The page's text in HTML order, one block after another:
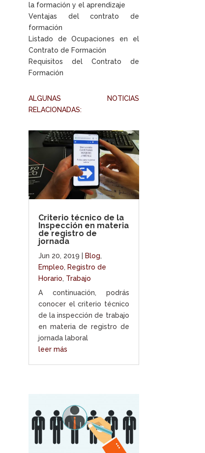
la formación y el aprendizaje
Ventajas del contrato de
formación
Listado de Ocupaciones en el
Contrato de Formación
Requisitos del Contrato de
Formación
ALGUNAS NOTICIAS
RELACIONADAS:
Criterio técnico de la
Inspección en materia
de registro de
jornada
Jun 20, 2019 Blog,
Empleo, Registro de
Horario, Trabajo
A continuación, podrás
conocer el criterio técnico
de la inspección de trabajo
en materia de registro de
jornada laboral
leer más